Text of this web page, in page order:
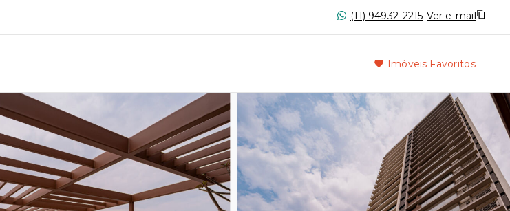
(11) 94932-2215 Ver e-mail
Imóveis Favoritos